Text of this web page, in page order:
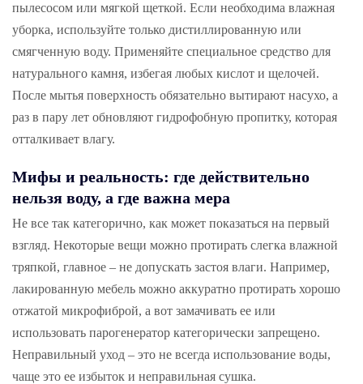
пылесосом или мягкой щеткой. Если необходима влажная
уборка, используйте только дистиллированную или
смягченную воду. Применяйте специальное средство для
натурального камня, избегая любых кислот и щелочей.
После мытья поверхность обязательно вытирают насухо, а
раз в пару лет обновляют гидрофобную пропитку, которая
отталкивает влагу.
Мифы и реальность: где действительно
нельзя воду, а где важна мера
Не все так категорично, как может показаться на первый
взгляд. Некоторые вещи можно протирать слегка влажной
тряпкой, главное – не допускать застоя влаги. Например,
лакированную мебель можно аккуратно протирать хорошо
отжатой микрофиброй, а вот замачивать ее или
использовать парогенератор категорически запрещено.
Неправильный уход – это не всегда использование воды,
чаще это ее избыток и неправильная сушка.